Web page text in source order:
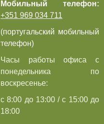
Мобильный телефон:
+351 969 034 711
(португальский мобильный
телефон)
Часы работы офиса с
понедельника по
воскресенье:
с 8:00 до 13:00 / с 15:00 до
18:00